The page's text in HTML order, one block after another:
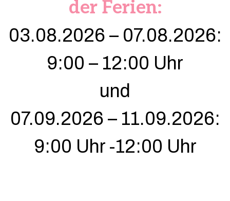
der Ferien:
03.08.2026 – 07.08.2026:
9:00 – 12:00 Uhr
und
07.09.2026 – 11.09.2026:
9:00 Uhr -12:00 Uhr